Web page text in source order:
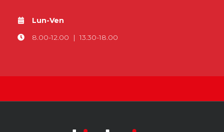
Lun-Ven
8.00-12.00 | 13.30-18.00